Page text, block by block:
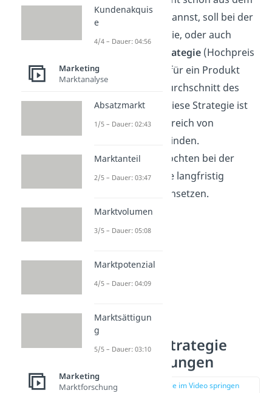
Namen ableiten kannst, soll bei der
Hochpreisstrategie, oder auch
Premiumpreisstrategie(Hochpreis
politik) der Preis für ein Produkt
weit über dem Durchschnitt des
Marktes liegen. Diese Strategie ist
deshalb oft im Bereich von
zu finden.
Unternehmen möchten bei der
Hochpreisstratgie langfristig
möglichst hoch ansetzen.
Hochpreisstrategie
Voraussetzungen
zur Stelle im Video springen
Kundenakquis
e
4/4 – Dauer: 04:56
Marketing
Marktanalyse
Absatzmarkt
1/5 – Dauer: 02:43
Marktanteil
2/5 – Dauer: 03:47
Marktvolumen
3/5 – Dauer: 05:08
Marktpotenzial
4/5 – Dauer: 04:09
Marktsättigun
g
5/5 – Dauer: 03:10
Marketing
Marktforschung